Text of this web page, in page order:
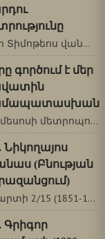
Ծեր Տիմոթեոս վանահայր († 23 սեպտեմբերի…
գործում է մեր
Լեմեսոսի մետրոպոլիտ Աթանաս …
Նիկողայոս
(Բնության
Մարտի 2/15 (1851-1932թթ.) «Երանի՜ նրանց,…
Գրիգոր